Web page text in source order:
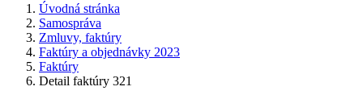
Úvodná stránka
Samospráva
Zmluvy, faktúry
Faktúry a objednávky 2023
Faktúry
Detail faktúry 321